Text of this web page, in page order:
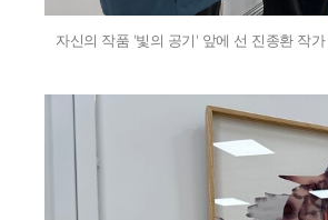
자신의 작품 '빛의 공기' 앞에 선 진종환 작가